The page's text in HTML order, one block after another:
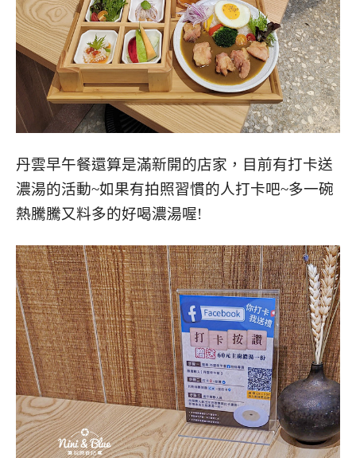
丹雲早午餐還算是滿新開的店家，目前有打卡送
濃湯的活動~如果有拍照習慣的人打卡吧~多一碗
熱騰騰又料多的好喝濃湯喔!